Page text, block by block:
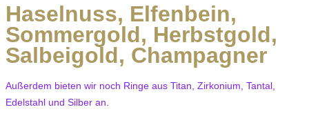
Haselnuss, Elfenbein,
Sommergold, Herbstgold,
Salbeigold, Champagner
Außerdem bieten wir noch Ringe aus Titan, Zirkonium, Tantal,
Edelstahl und Silber an.